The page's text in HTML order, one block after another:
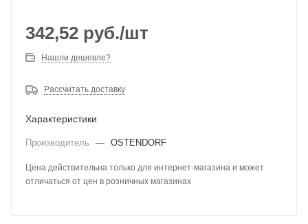
342,52 руб./шт
Нашли дешевле?
Рассчитать доставку
Характеристики
Производитель — OSTENDORF
Цена действительна только для интернет-магазина и может
отличаться от цен в розничных магазинах